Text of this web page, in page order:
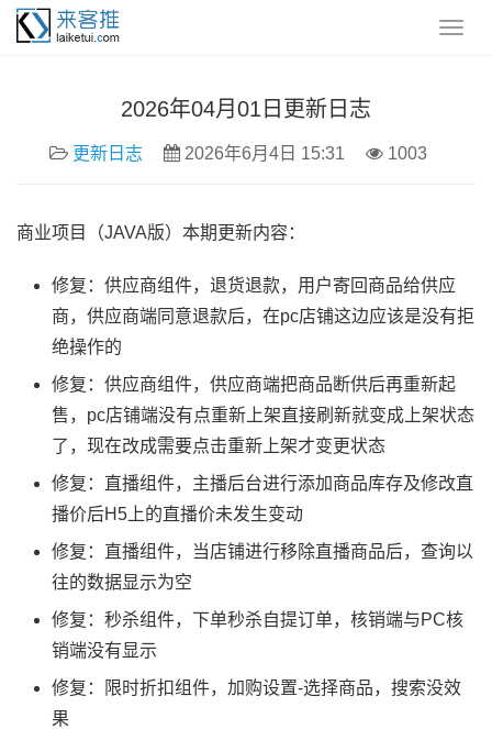
2026年04月01日更新日志
更新日志 2026年6月4日 15:31 1003
商业项目（JAVA版）本期更新内容：
修复：供应商组件，退货退款，用户寄回商品给供应
商，供应商端同意退款后，在pc店铺这边应该是没有拒
绝操作的
修复：供应商组件，供应商端把商品断供后再重新起
售，pc店铺端没有点重新上架直接刷新就变成上架状态
了，现在改成需要点击重新上架才变更状态
修复：直播组件，主播后台进行添加商品库存及修改直
播价后H5上的直播价未发生变动
修复：直播组件，当店铺进行移除直播商品后，查询以
往的数据显示为空
修复：秒杀组件，下单秒杀自提订单，核销端与PC核
销端没有显示
修复：限时折扣组件，加购设置-选择商品，搜索没效
果